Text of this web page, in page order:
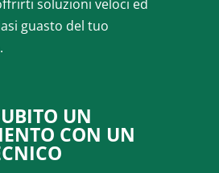
soluzioni veloci ed
guasto del tuo
UN
CON UN